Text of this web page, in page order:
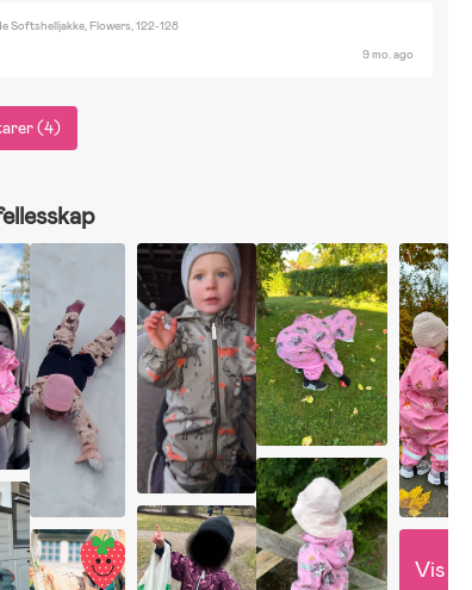
Gaming
Softshelljakke, Flowers, 122-128
9 mo. ago
(4)
Vis